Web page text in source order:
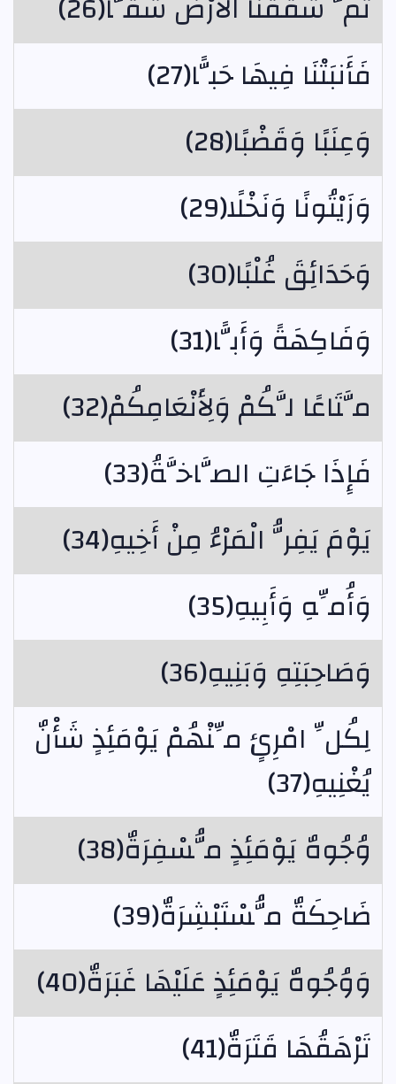
فَأَنبَتْنَا فِيهَا حَبًّا(27)
وَعِنَبًا وَقَضْبًا(28)
وَزَيْتُونًا وَنَخْلًا(29)
وَحَدَائِقَ غُلْبًا(30)
وَفَاكِهَةً وَأَبًّا(31)
مَّتَاعًا لَّكُمْ وَلِأَنْعَامِكُمْ(32)
فَإِذَا جَاءَتِ الصَّاخَّةُ(33)
يَوْمَ يَفِرُّ الْمَرْءُ مِنْ أَخِيهِ(34)
وَأُمِّهِ وَأَبِيهِ(35)
وَصَاحِبَتِهِ وَبَنِيهِ(36)
لِكُلِّ امْرِئٍ مِّنْهُمْ يَوْمَئِذٍ شَأْنٌ
يُغْنِيهِ(37)
وُجُوهٌ يَوْمَئِذٍ مُّسْفِرَةٌ(38)
ضَاحِكَةٌ مُّسْتَبْشِرَةٌ(39)
وَوُجُوهٌ يَوْمَئِذٍ عَلَيْهَا غَبَرَةٌ(40)
تَرْهَقُهَا قَتَرَةٌ(41)